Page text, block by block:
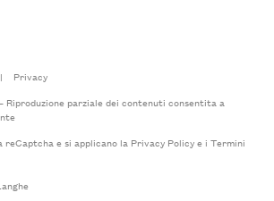
|
Privacy
parziale dei contenuti consentita a
e si applicano la Privacy Policye i Termini